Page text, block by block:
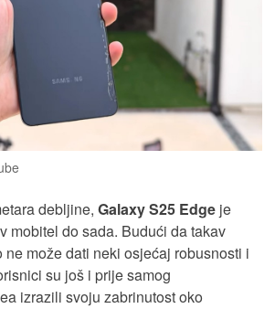
debljine, Galaxy S25 Edge je
mobitel do sada. Budući da takav
ne može dati neki osjećaj robusnosti i
su još i prije samog
izrazili svoju zabrinutost oko